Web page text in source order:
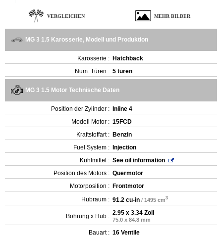
VERGLEICHEN MEHR BILDER
MG 3 1.5 Karosserie, Modell und Produktion
Karosserie : Hatchback
Num. Türen : 5 türen
MG 3 1.5 Motor Technische Daten
Position der Zylinder :
Inline 4
Modell Motor : 15FCD
Kraftstoffart : Benzin
Fuel System :
Injection
Kühlmittel : See oil information
Position des Motors : Quermotor
Motorposition : Frontmotor
Hubraum : 91.2 cu-in / 1495 cm3
Bohrung x Hub : 2.95 x 3.34 Zoll
75.0 x 84.8 mm
Bauart : 16 Ventile